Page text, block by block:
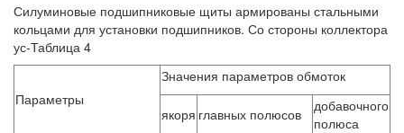
Силуминовые подшипниковые щиты армированы стальными
кольцами для установки подшипников. Со стороны коллектора
ус-Таблица 4
Параметры
Значения параметров обмоток
якоря главных полюсов
добавочного
полюса